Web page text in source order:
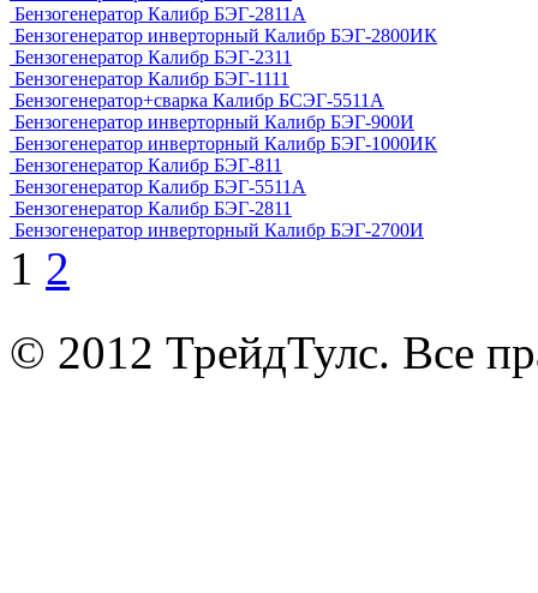
Бензогенератор Калибр БЭГ-2811А
Бензогенератор инверторный Калибр БЭГ-2800ИК
Бензогенератор Калибр БЭГ-2311
Бензогенератор Калибр БЭГ-1111
Бензогенератор+сварка Калибр БСЭГ-5511А
Бензогенератор инверторный Калибр БЭГ-900И
Бензогенератор инверторный Калибр БЭГ-1000ИК
Бензогенератор Калибр БЭГ-811
Бензогенератор Калибр БЭГ-5511А
Бензогенератор Калибр БЭГ-2811
Бензогенератор инверторный Калибр БЭГ-2700И
1 2
© 2012 ТрейдТулс. Все